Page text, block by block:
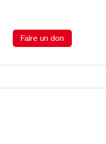
Faire un don